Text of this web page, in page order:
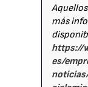
más
https://
es/